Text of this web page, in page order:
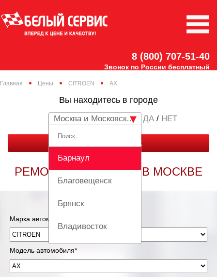
8 (800) 707-51-40
Звонок по России бесплатный
Главная Цены CITROEN AX
Вы находитесь в городе
Москва и Московская область
Барнаул
Благовещенск
Брянск
Владивосток
Вологда
Екатеринбург
/ НЕТ
ЗАКАЗАТЬ ЗВОНОК
РЕМОНТ CITROEN AX В МОСКВЕ
Марка автомобиля*
Модель автомобиля*